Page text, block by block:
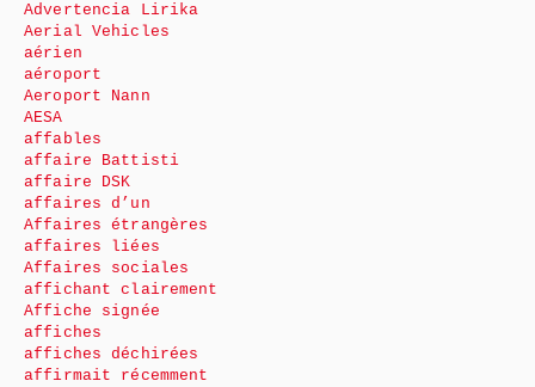
Advertencia Lirika
Aerial Vehicles
aérien
aéroport
Aeroport Nann
AESA
affables
affaire Battisti
affaire DSK
affaires d’un
Affaires étrangères
affaires liées
Affaires sociales
affichant clairement
Affiche signée
affiches
affiches déchirées
affirmait récemment